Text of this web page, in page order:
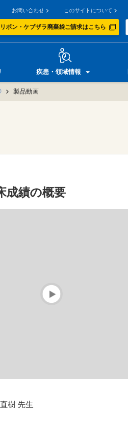
お問い合わせ このサイトについて
ボン・ケブザラ廃棄袋ご請求はこちら
疾患・領域情報
製品動画
成績の概要
樹 先生